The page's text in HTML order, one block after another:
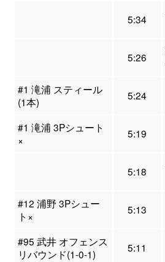
5:34
5:26
#1 滝浦 スティール
(1本)
5:24
#1 滝浦 3Pシュート
×
5:19
5:18
#12 浦野 3Pシュー
ト×
5:13
#95 武井 オフェンス
リバウンド(1-0-1)
5:11